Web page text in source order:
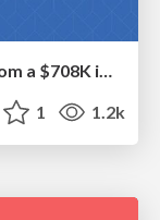
Data-driven link building: lessons from a $708K investment (BrightonSEO talk)
1 1.2k